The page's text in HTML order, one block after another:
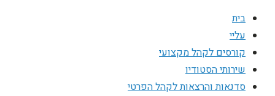
בית
עליי
קורסים לקהל מקצועי
שירותי הסטודיו
סדנאות והרצאות לקהל הפרטי